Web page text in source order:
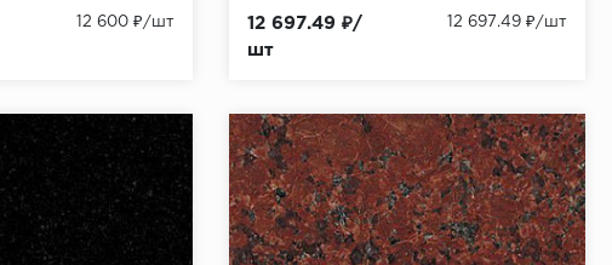
12 600 ₽/шт
12 697.49 ₽/
шт
12 697.49 ₽/шт